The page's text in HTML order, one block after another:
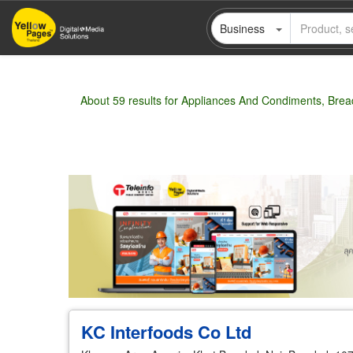
Skip
main
Business
About 59 results for Appliances And Condiments,
Wholesale Retail Manufacturer
KC Interfoods Co Ltd